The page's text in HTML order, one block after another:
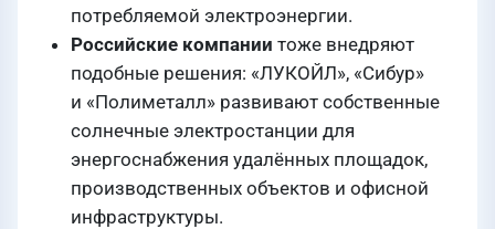
потребляемой электроэнергии.
Российские компании тоже внедряют
подобные решения: «ЛУКОЙЛ», «Сибур»
и «Полиметалл» развивают собственные
солнечные электростанции для
энергоснабжения удалённых площадок,
производственных объектов и офисной
инфраструктуры.